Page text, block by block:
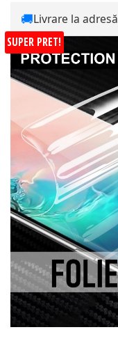
🚚Livrare la adresă
SUPER PRET!